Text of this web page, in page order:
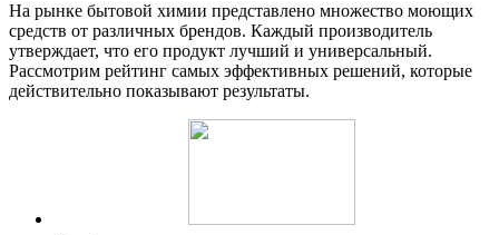
На рынке бытовой химии представлено множество моющих
средств от различных брендов. Каждый производитель
утверждает, что его продукт лучший и универсальный.
Рассмотрим рейтинг самых эффективных решений, которые
действительно показывают результаты.